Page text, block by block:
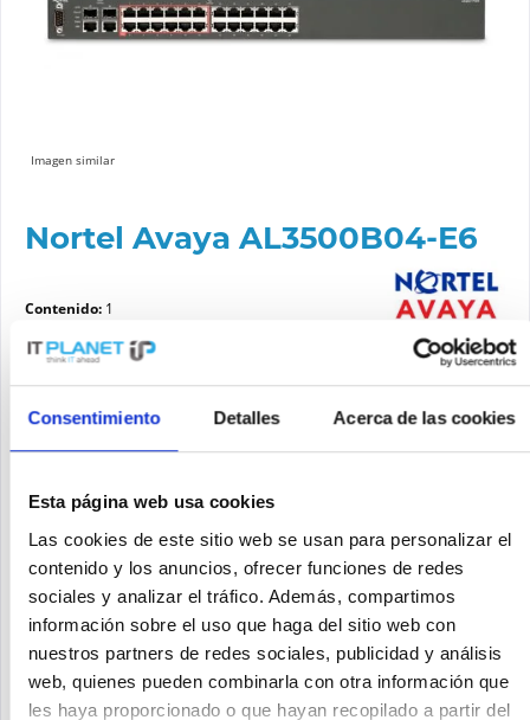
Consentimiento Detalles Acerca de las cookies
Esta página web usa cookies
Las cookies de este sitio web se usan para personalizar el
contenido y los anuncios, ofrecer funciones de redes
sociales y analizar el tráfico. Además, compartimos
información sobre el uso que haga del sitio web con
nuestros partners de redes sociales, publicidad y análisis
web, quienes pueden combinarla con otra información que
les haya proporcionado o que hayan recopilado a partir del
Imagen similar
Nortel Avaya AL3500B04-E6
Contenido: 1
Tiempo de entrega aprox. 3-7 días laborables
Fabricante No: AL3500B04-E6